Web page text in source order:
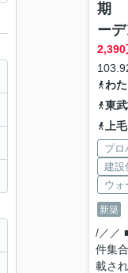
期
ー
2,390
わ
東
上
プロ
建設
ウォ
新築
/／／
件集
載さ